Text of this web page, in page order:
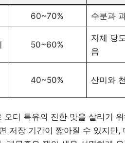
60~70% 수분과
50~60%
자체 당
음
40~50% 산미와
오디 특유의 진한 맛을 살리기
저장 기간이 짧아질 수 있지만